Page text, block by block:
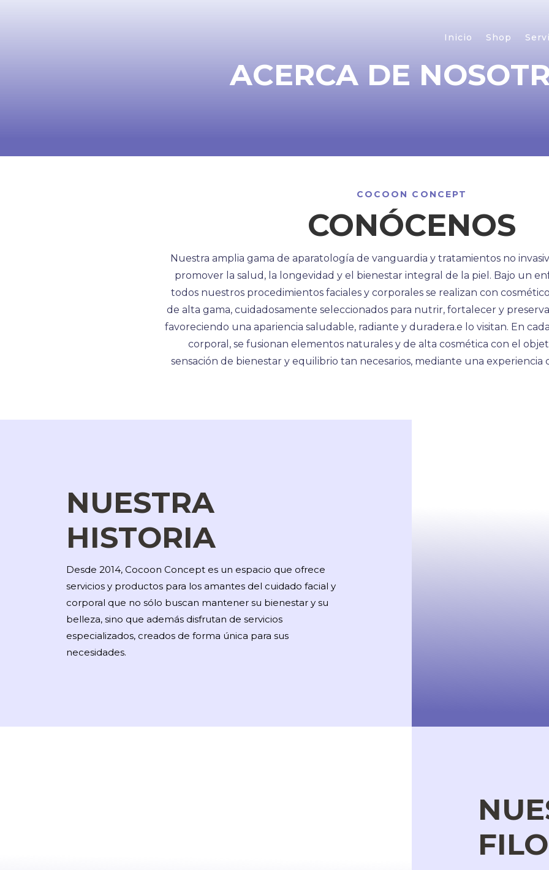
Inicio Shop
ACERCA DE
COCOON CONCEPT
CONÓCENOS
Nuestra amplia gama de aparatología de vanguardia y tratamientos no
promover la salud, la longevidad y el bienestar integral de la piel. Bajo un
todos nuestros procedimientos faciales y corporales se realizan con
de alta gama, cuidadosamente seleccionados para nutrir, fortalecer y
favoreciendo una apariencia saludable, radiante y duradera.e lo visitan. En
corporal, se fusionan elementos naturales y de alta cosmética con el
sensación de bienestar y equilibrio tan necesarios, mediante una
NUESTRA
HISTORIA
Desde 2014, Cocoon Concept es un espacio que ofrece
servicios y productos para los amantes del cuidado facial y
corporal que no sólo buscan mantener su bienestar y su
belleza, sino que además disfrutan de servicios
especializados, creados de forma única para sus
necesidades.